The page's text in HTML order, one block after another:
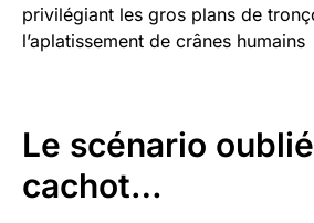
privilégiant les gros plans de
l’aplatissement de crânes humains
Le scénario
cachot…